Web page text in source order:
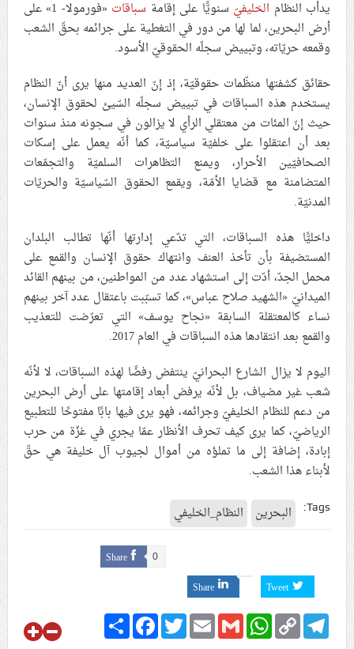
مقال: عاشوراء البحرين… ميدان جهاد بالكلمة
مركز أمريكيّ: الهجمات الإيرانية هزّت الثقة بالحماية
الأمريكيّة لدول الخليج
يدأب النظام الخليفيّسنويًّا على إقامة سباقات
«فورمولا- 1» على
أرض البحرين، لما لها من دور في التغطية على جرائمه بحقّ الشعب
وقمعه حريّاته، وتبييض سجلّه الحقوقيّ الأسود.
حقائق كشفتها منظّمات حقوقيّة، إذ إنّ العديد منها يرى أنّ النظام
يستخدم هذه السباقات في تبييض سجلّه السّيئ لحقوق الإنسان،
حيث إنّ المئات من معتقلي الرأي لا يزالون في سجونه منذ سنوات
بعد أن اعتقلوا على خلفيّة سياسيّة، كما أنّه يعمل على إسكات
الصحافيّين الأحرار، ويمنع التظاهرات السلميّة والتجمّعات
المتضامنة مع قضايا الأمّة، ويقمع الحقوق السّياسيّة والحريّات
المدنيّة.
داخليًّا هذه السباقات، التي تدّعي إدارتها أنّها تطالب البلدان
المستضيفة بأن تأخذ العنف وانتهاك حقوق الإنسان والقمع على
محمل الجدّ، أدّت إلى استشهاد عدد من المواطنين، من بينهم القائد
الميدانيّ «الشهيد صلاح عباس»، كما تسبّبت باعتقال عدد آخر بينهم
نساء كالمعتقلة السابقة «نجاح يوسف» التي تعرّضت للتعذيب
والقمع بعد انتقادها هذه السباقات في العام 2017.
اليوم لا يزال الشارع البحرانيّ ينتفض رفضًا لهذه السباقات، لا لأنّه
شعب غير مضياف، بل لأنّه يرفض أبعاد إقامتها على أرض البحرين
من دعم للنظام الخليفيّ وجرائمه، فهو يرى فيها بابًا مفتوحًا للتطبيع
الرياضيّ، كما يرى كيف تحرف الأنظار عمّا يجري في غزّة من حرب
إبادة، إضافة إلى ما تملؤه من أموال لجيوب آل خليفة هي حقّ
لأبناء هذا الشعب.
Tags: البحرين النظام_الخليفي
Share 0
Tweet
Share
ShareFacebookTwitterEmailGmail
WhatsApp Copy
Link
Telegram